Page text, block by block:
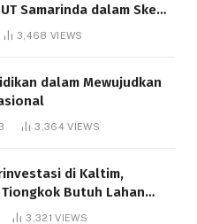
Samarinda dalam Skema
Gratispol
3,468 VIEWS
dalam Mewujudkan
3,364VIEWS
di Kaltim,
Butuh Lahan
3,321VIEWS